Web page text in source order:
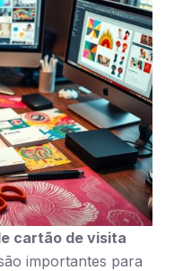
cartão de visita
importantes para